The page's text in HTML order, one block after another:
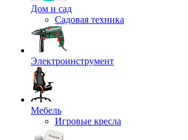
Дом и сад
Садовая техника
Электроинструмент
Мебель
Игровые кресла